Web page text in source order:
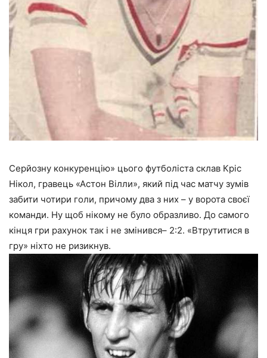
Серйозну конкуренцію» цього футболіста склав Кріс
Нікол, гравець «Астон Вілли», який під час матчу зумів
забити чотири голи, причому два з них – у ворота своєї
команди. Ну щоб нікому не було образливо. До самого
кінця гри рахунок так і не змінився– 2:2. «Втрутитися в
гру» ніхто не ризикнув.